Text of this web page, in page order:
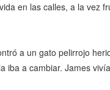
en las calles, a la vez
a un gato pelirrojo
iba a cambiar. James